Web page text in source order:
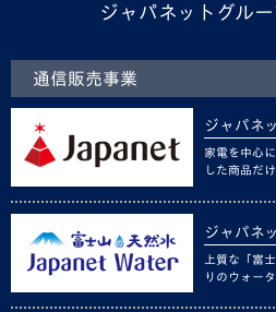
ジャパネットグル
通信販売事業
ジャパネ
家電を中心
した商品だ
ジャパネ
上質な「富
りのウォー